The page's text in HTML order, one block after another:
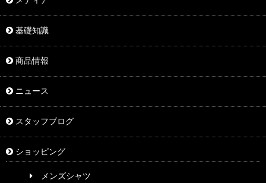
基礎知識
商品情報
ニュース
スタッフブログ
ショッピング
メンズシャツ